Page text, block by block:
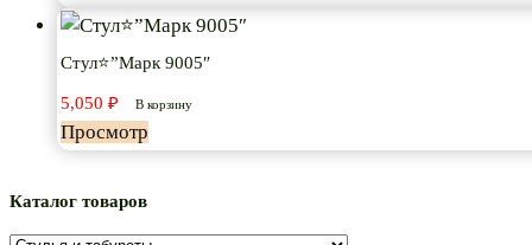
Стул⭐”Марк 9005″
5,050 ₽ В корзину
Просмотр
Каталог товаров